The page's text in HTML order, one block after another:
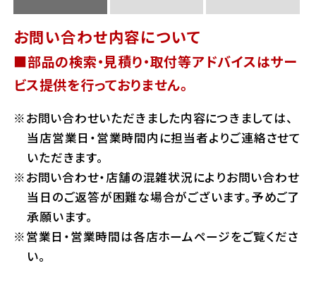
ドメイン指定受信手順
Yahoo!メールをご利用の方
Hotmailをご利用の方
Gmailをご利用の方
お問い合わせ内容について
■部品の検索・見積り・取付等アドバイスはサー
ビス提供を行っておりません。
お問い合わせいただきました内容につきましては、
当店営業日・営業時間内に担当者よりご連絡させて
いただきます。
お問い合わせ・店舗の混雑状況によりお問い合わせ
当日のご返答が困難な場合がございます。予めご了
承願います。
営業日・営業時間は各店ホームページをご覧くださ
い。
ホンダドリーム 横浜旭
ホンダドリーム 川崎宮前
千葉県
ホンダドリーム 船橋
ホンダドリーム 松戸
ホンダドリーム 神戸灘
ホンダドリーム 尼崎
ホンダドリーム 姫路
ホンダドリーム 西宮甲子園
奈良県
ホンダドリーム 奈良